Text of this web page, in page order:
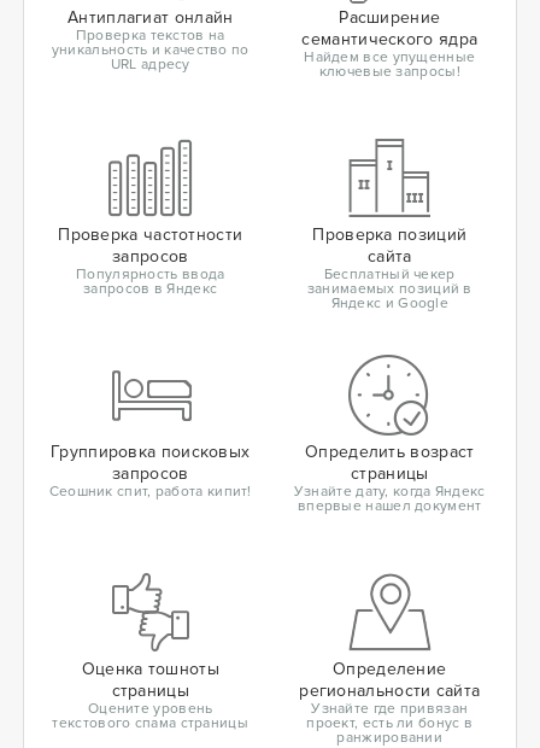
Антиплагиат онлайн
Проверка текстов на
уникальность и качество по
URL адресу
Расширение
семантического ядра
Найдем все упущенные
ключевые запросы!
Проверка частотности
запросов
Популярность ввода
запросов в Яндекс
Проверка позиций
сайта
Бесплатный чекер
занимаемых позиций в
Яндекс и Google
Группировка поисковых
запросов
Сеошник спит, работа кипит!
Определить возраст
страницы
Узнайте дату, когда Яндекс
впервые нашел документ
Оценка тошноты
страницы
Оцените уровень
текстового спама страницы
Определение
региональности сайта
Узнайте где привязан
проект, есть ли бонус в
ранжировании